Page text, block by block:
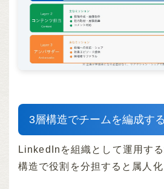
3層構造でチームを編成する
LinkedInを組織として運用す
構造で役割を分担すると属人化